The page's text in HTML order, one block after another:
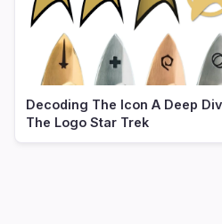
Decoding The Icon A Deep
The Logo Star Trek